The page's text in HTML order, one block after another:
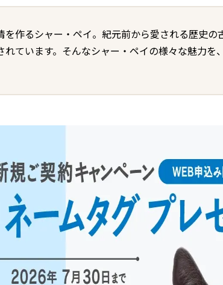
作るシャー・ペイ。紀元前から愛される歴史の
ています。そんなシャー・ペイの様々な魅力を